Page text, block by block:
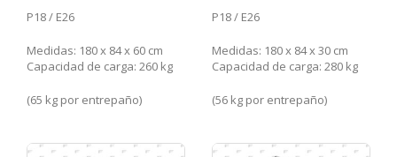
P18 / E26
Medidas: 180 x 84 x 60 cm
Capacidad de carga: 260 kg
(65 kg por entrepaño)
P18 / E26
Medidas: 180 x 84 x 30 cm
Capacidad de carga: 280 kg
(56 kg por entrepaño)